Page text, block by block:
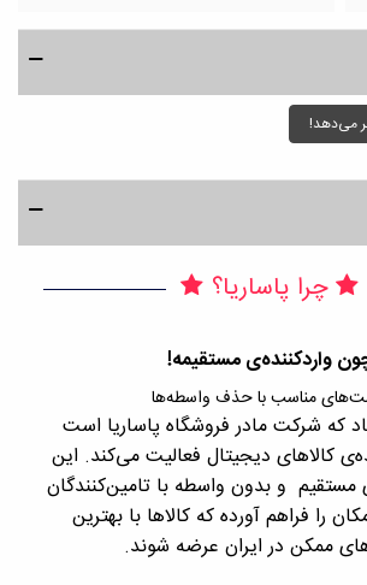
می‌دهد!
چرا پاساریا؟
واردکننده‌ی مستقیمه!
مناسب با حذف واسطه‌ها
که شرکت مادر فروشگاه پاساریا است
کالاهای دیجیتال فعالیت می‌کند. این
و بدون واسطه با تامین‌کنندگان
را فراهم آورده که کالاها با بهترین
ممکن در ایران عرضه شوند.